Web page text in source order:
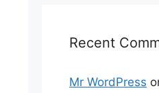
Recent
Mr WordPress